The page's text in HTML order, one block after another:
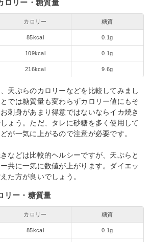
ロリー・糖質量
カロリー 糖質
85kcal 0.1g
109kcal 0.1g
216kcal 9.6g
天ぷらのカロリーなどを比較してみまし
では糖質量も変わらずカロリー値にもそ
刺身があまり得意ではないならイカ焼き
ょう。ただ、タレに砂糖を多く使用して
が一気に上がるので注意が必要です。
などは比較的ヘルシーですが、天ぷらと
共に一気に数値が上がります。ダイエッ
た方が良いでしょう。
リー・糖質量
カロリー 糖質
85kcal 0.1g